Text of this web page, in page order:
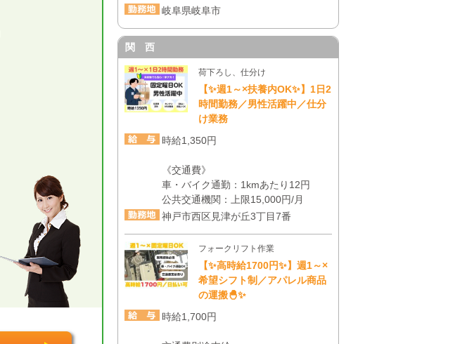
岐阜県岐阜市
関 西
荷下ろし、仕分け
【✨週1～×扶養内OK✨】1日2
時間勤務／男性活躍中／仕分
け業務
時給1,350円
《交通費》
車・バイク通勤：1kmあたり12円
公共交通機関：上限15,000円/月
神戸市西区見津が丘3丁目7番
フォークリフト作業
【✨高時給1700円✨】週1～×
希望シフト制／アパレル商品
の運搬🐣✨
時給1,700円